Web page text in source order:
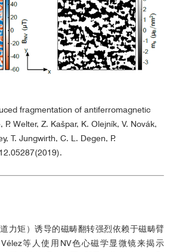
fragmentation of antiferromagnetic
Welter, Z. Kašpar, K. Olejník, V. Novák,
T. Jungwirth, C. L. Degen, P.
力矩）诱导的磁畴翻转强烈依赖于磁畴臂
等人使用NV色心磁学显微镜来揭示